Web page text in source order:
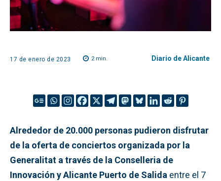
17 de enero de 2023 2min. Diario de Alicante
Alrededor de 20.000 personas pudieron disfrutar
de la oferta de conciertos organizada por la
Generalitat a través de la Conselleria de
Innovación y Alicante Puerto de Salida entre el 7